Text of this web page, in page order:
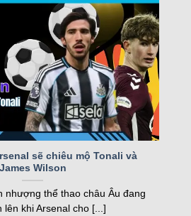
năng nổi bật của kqbd
tính năng vượt trội, đáp
người hâm mộ và cược thủ.
sẽ chiêu mộ Tonali và
James Wilson
nhượng thể thao châu Âu đang
lên khi Arsenal cho [...]